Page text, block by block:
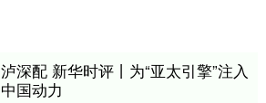
泸深配 新华时评丨为“亚太引擎”注入
中国动力